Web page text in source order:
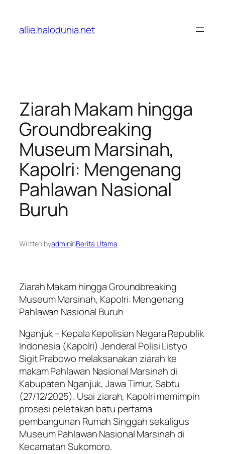
konten
allie.halodunia.net
Ziarah Makam hingga
Groundbreaking
Museum Marsinah,
Kapolri: Mengenang
Pahlawan Nasional
Buruh
Written byadmininBerita Utama
Ziarah Makam hingga Groundbreaking
Museum Marsinah, Kapolri: Mengenang
Pahlawan Nasional Buruh
Nganjuk – Kepala Kepolisian Negara Republik
Indonesia (Kapolri) Jenderal Polisi Listyo
Sigit Prabowo melaksanakan ziarah ke
makam Pahlawan Nasional Marsinah di
Kabupaten Nganjuk, Jawa Timur, Sabtu
(27/12/2025). Usai ziarah, Kapolri memimpin
prosesi peletakan batu pertama
pembangunan Rumah Singgah sekaligus
Museum Pahlawan Nasional Marsinah di
Kecamatan Sukomoro.